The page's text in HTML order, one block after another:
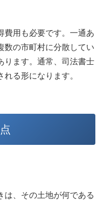
費用も必要です。一通あ
数の市町村に分散してい
ります。通常、司法書士
る形になります。
は、その土地が何である